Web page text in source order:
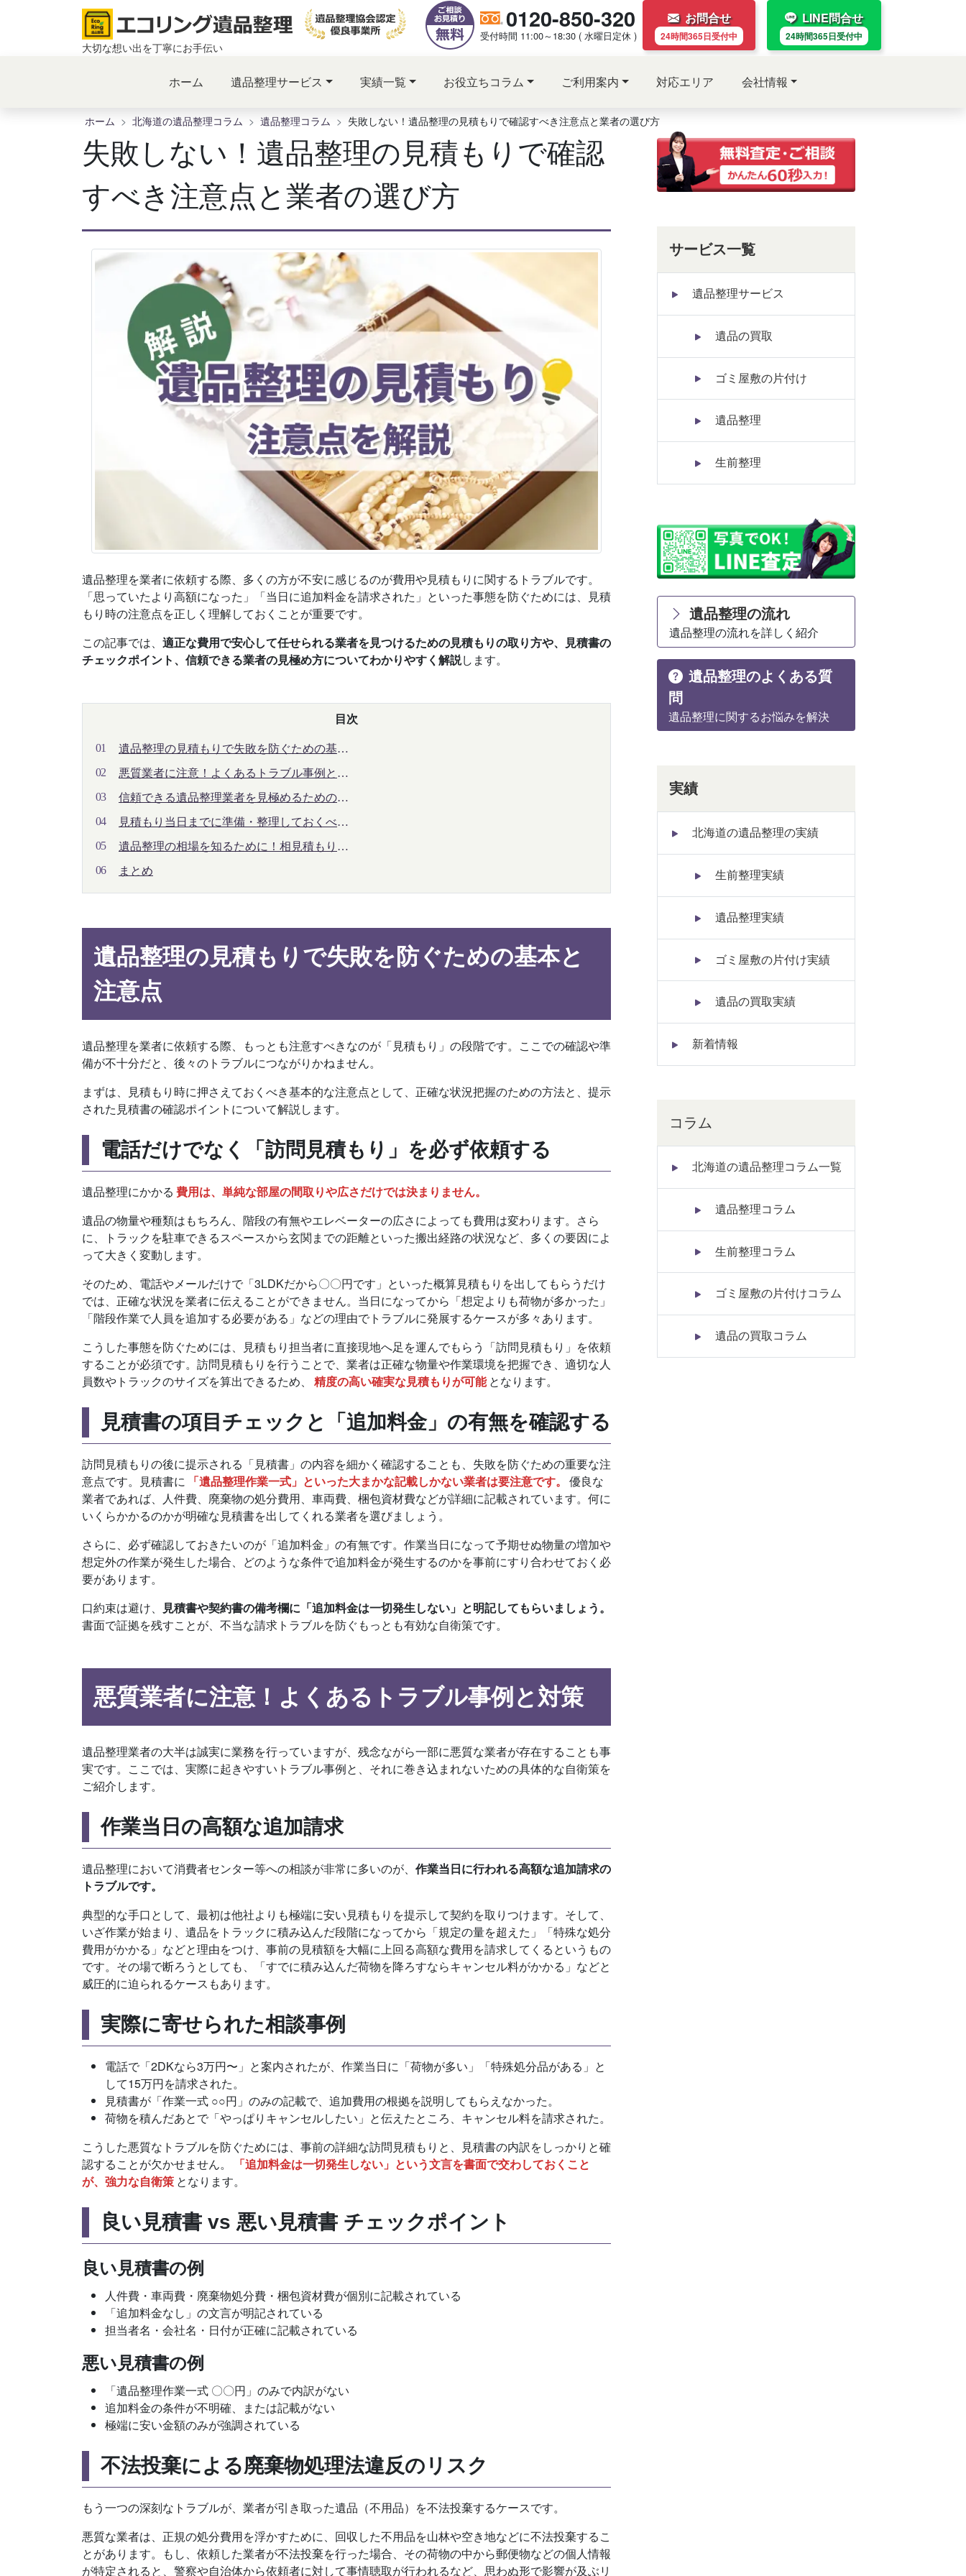
大切な想い出を丁寧にお手伝い
ホーム 遺品整理サービス 実績一覧 お役立ちコラム ご利用案内 対応エリア 会社情報
0120-850-320
受付時間 11:00～18:30 ( 水曜日定休 )
お問合せ
24時間365日受付中
LINE問合せ
24時間365日受付中
ホーム 北海道の遺品整理コラム 遺品整理コラム 失敗しない！遺品整理の見積もりで確認すべき注意点と業者の選び方
失敗しない！遺品整理の見積もりで確認
すべき注意点と業者の選び方
遺品整理を業者に依頼する際、多くの方が不安に感じるのが費用や見積もりに関するトラブルです。
「思っていたより高額になった」「当日に追加料金を請求された」といった事態を防ぐためには、見積
もり時の注意点を正しく理解しておくことが重要です。
この記事では、 適正な費用で安心して任せられる業者を見つけるための見積もりの取り方や、見積書の
チェックポイント、信頼できる業者の見極め方についてわかりやすく解説します。
目次
遺品整理の見積もりで失敗を防ぐための基本
と注意点
悪質業者に注意！よくあるトラブル事例と対
策
信頼できる遺品整理業者を見極めるための判
断基準
見積もり当日までに準備・整理しておくべき
こと
遺品整理の相場を知るために！相見積もりの
コツと費用を安く抑える工夫
まとめ
遺品整理の見積もりで失敗を防ぐための基本と
注意点
遺品整理を業者に依頼する際、もっとも注意すべきなのが「見積もり」の段階です。ここでの確認や準
備が不十分だと、後々のトラブルにつながりかねません。
まずは、見積もり時に押さえておくべき基本的な注意点として、正確な状況把握のための方法と、提示
された見積書の確認ポイントについて解説します。
電話だけでなく「訪問見積もり」を必ず依頼する
遺品整理にかかる 費用は、単純な部屋の間取りや広さだけでは決まりません。
遺品の物量や種類はもちろん、階段の有無やエレベーターの広さによっても費用は変わります。さら
に、トラックを駐車できるスペースから玄関までの距離といった搬出経路の状況など、多くの要因によ
って大きく変動します。
そのため、電話やメールだけで「3LDKだから〇〇円です」といった概算見積もりを出してもらうだけ
では、正確な状況を業者に伝えることができません。当日になってから「想定よりも荷物が多かった」
「階段作業で人員を追加する必要がある」などの理由でトラブルに発展するケースが多々あります。
こうした事態を防ぐためには、見積もり担当者に直接現地へ足を運んでもらう「訪問見積もり」を依頼
することが必須です。訪問見積もりを行うことで、業者は正確な物量や作業環境を把握でき、適切な人
員数やトラックのサイズを算出できるため、
精度の高い確実な見積もりが可能 となります。
見積書の項目チェックと「追加料金」の有無を確認する
訪問見積もりの後に提示される「見積書」の内容を細かく確認することも、失敗を防ぐための重要な注
意点です。見積書に 「遺品整理作業一式」といった大まかな記載しかない業者は要注意です。 優良な
業者であれば、人件費、廃棄物の処分費用、車両費、梱包資材費などが詳細に記載されています。何に
いくらかかるのかが明確な見積書を出してくれる業者を選びましょう。
さらに、必ず確認しておきたいのが「追加料金」の有無です。作業当日になって予期せぬ物量の増加や
想定外の作業が発生した場合、どのような条件で追加料金が発生するのかを事前にすり合わせておく必
要があります。
口約束は避け、
見積書や契約書の備考欄に「追加料金は一切発生しない」と明記してもらいましょう。
書面で証拠を残すことが、不当な請求トラブルを防ぐもっとも有効な自衛策です。
悪質業者に注意！よくあるトラブル事例と対策
遺品整理業者の大半は誠実に業務を行っていますが、残念ながら一部に悪質な業者が存在することも事
実です。ここでは、実際に起きやすいトラブル事例と、それに巻き込まれないための具体的な自衛策を
ご紹介します。
作業当日の高額な追加請求
遺品整理において消費者センター等への相談が非常に多いのが、 作業当日に行われる高額な追加請求の
トラブルです。
典型的な手口として、最初は他社よりも極端に安い見積もりを提示して契約を取りつけます。そして、
いざ作業が始まり、遺品をトラックに積み込んだ段階になってから「規定の量を超えた」「特殊な処分
費用がかかる」などと理由をつけ、事前の見積額を大幅に上回る高額な費用を請求してくるというもの
です。その場で断ろうとしても、「すでに積み込んだ荷物を降ろすならキャンセル料がかかる」などと
威圧的に迫られるケースもあります。
実際に寄せられた相談事例
電話で「2DKなら3万円〜」と案内されたが、作業当日に「荷物が多い」「特殊処分品がある」と
して15万円を請求された。
見積書が「作業一式 ○○円」のみの記載で、追加費用の根拠を説明してもらえなかった。
荷物を積んだあとで「やっぱりキャンセルしたい」と伝えたところ、キャンセル料を請求された。
こうした悪質なトラブルを防ぐためには、事前の詳細な訪問見積もりと、見積書の内訳をしっかりと確
認することが欠かせません。
「追加料金は一切発生しない」という文言を書面で交わしておくこと
が、強力な自衛策 となります。
良い見積書 vs 悪い見積書 チェックポイント
良い見積書の例
人件費・車両費・廃棄物処分費・梱包資材費が個別に記載されている
「追加料金なし」の文言が明記されている
担当者名・会社名・日付が正確に記載されている
悪い見積書の例
「遺品整理作業一式 〇〇円」のみで内訳がない
追加料金の条件が不明確、または記載がない
極端に安い金額のみが強調されている
不法投棄による廃棄物処理法違反のリスク
もう一つの深刻なトラブルが、業者が引き取った遺品（不用品）を不法投棄するケースです。
悪質な業者は、正規の処分費用を浮かすために、回収した不用品を山林や空き地などに不法投棄するこ
とがあります。もし、依頼した業者が不法投棄を行った場合、その荷物の中から郵便物などの個人情報
が特定されると、警察や自治体から依頼者に対して事情聴取が行われるなど、思わぬ形で影響が及ぶリ
サービス一覧
遺品整理サービス
遺品の買取
ゴミ屋敷の片付け
遺品整理
生前整理
遺品整理の流れ
遺品整理の流れを詳しく紹介
遺品整理のよくある質
問
遺品整理に関するお悩みを解決
実績
北海道の遺品整理の実績
生前整理実績
遺品整理実績
ゴミ屋敷の片付け実績
遺品の買取実績
新着情報
コラム
北海道の遺品整理コラム一覧
遺品整理コラム
生前整理コラム
ゴミ屋敷の片付けコラム
遺品の買取コラム